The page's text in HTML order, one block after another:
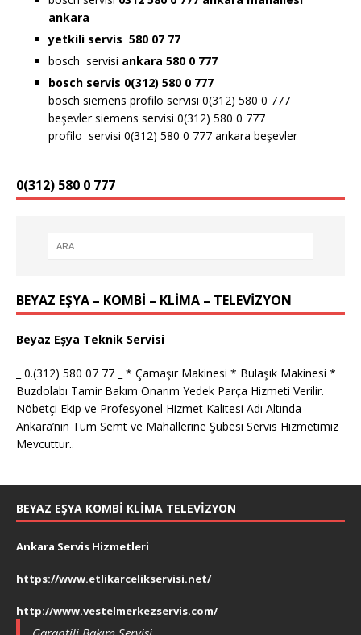
ankara
yetkili servis 580 07 77
bosch servisi ankara 580 0 777
bosch servis 0(312) 580 0 777
bosch siemens profilo servisi 0(312) 580 0 777
beşevler siemens servisi 0(312) 580 0 777
profilo servisi 0(312) 580 0 777 ankara beşevler
0(312) 580 0 777
BEYAZ EŞYA – KOMBİ – KLİMA – TELEVİZYON
Beyaz Eşya Teknik Servisi
_ 0.(312) 580 07 77 _ * Çamaşır Makinesi * Bulaşık Makinesi *
Buzdolabı Tamir Bakım Onarım Yedek Parça Hizmeti Verilir.
Nöbetçi Ekip ve Profesyonel Hizmet Kalitesi Adı Altında
Ankara’nın Tüm Semt ve Mahallerine Şubesi Servis Hizmetimiz
Mevcuttur..
BEYAZ EŞYA KOMBI KLIMA TELEVIZYON
Ankara Servis Hizmetleri
https://www.etlikarcelikservisi.net/
http://www.vestelmerkezservis.com/